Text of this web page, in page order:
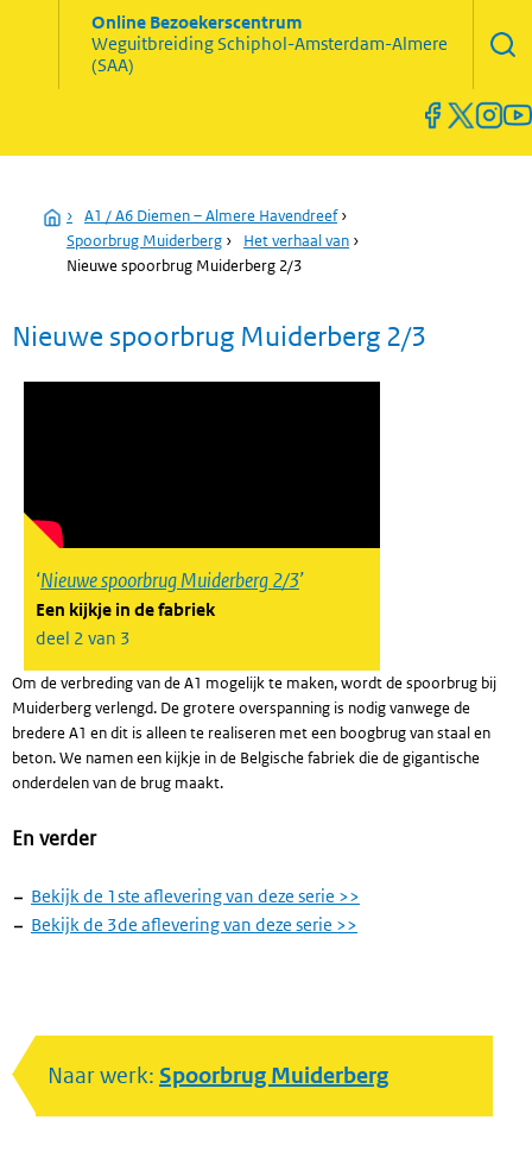
Online Bezoekerscentrum
WeguitbreidingSchiphol-Amsterdam-Almere
(SAA)
Home
› A1 / A6 Diemen – Almere Havendreef›
Spoorbrug Muiderberg › Het verhaal van ›
Nieuwe spoorbrug Muiderberg 2/3
Nieuwe spoorbrug Muiderberg 2/3
Nieuwe spoorbrug Muiderberg 2/3
Een kijkje in de fabriek
deel 2 van 3
Om de verbreding van de A1 mogelijk te maken, wordt de spoorbrug bij
Muiderberg verlengd. De grotere overspanning is nodig vanwege de
bredere A1 en dit is alleen te realiseren met een boogbrug van staal en
beton. We namen een kijkje in de Belgische fabriek die de gigantische
onderdelen van de brug maakt.
En verder
Bekijk de 1ste aflevering van deze serie >>
Bekijk de 3de aflevering van deze serie >>
Naar werk: Spoorbrug Muiderberg